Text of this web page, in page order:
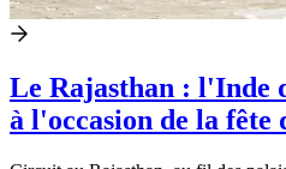
Le Rajasthan : l'Inde
à l'occasion de la fête